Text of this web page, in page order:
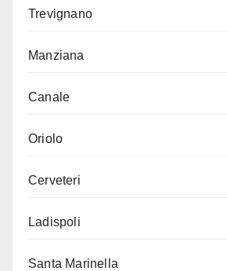
Trevignano
Manziana
Canale
Oriolo
Cerveteri
Ladispoli
Santa Marinella